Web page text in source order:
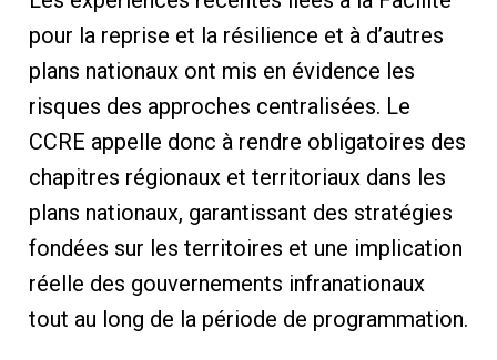
pour la reprise et la résilience et à d’autres
plans nationaux ont mis en évidence les
risques des approches centralisées. Le
CCRE appelle donc à rendre obligatoires des
chapitres régionaux et territoriaux dans les
plans nationaux, garantissant des stratégies
fondées sur les territoires et une implication
réelle des gouvernements infranationaux
tout au long de la période de programmation.